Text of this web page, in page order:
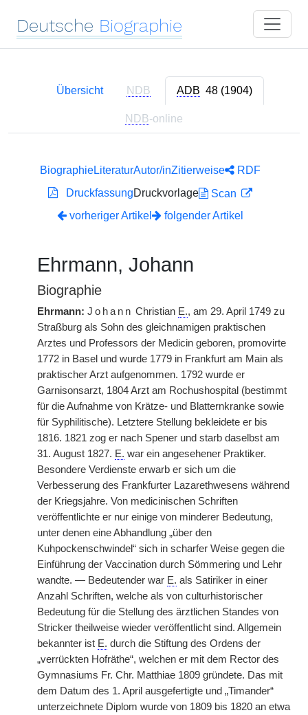
Deutsche Biographie
Übersicht NDB ADB 48 (1904)
NDB-online
BiographieLiteraturAutor/inZitierweise
RDF
DruckfassungDruckvorlage
Scan
vorheriger Artikel
folgender Artikel
Ehrmann, Johann
Biographie
Ehrmann: Johann Christian E., am 29. April 1749 zu
Straßburg als Sohn des gleichnamigen praktischen
Arztes und Professors der Medicin geboren, promovirte
1772 in Basel und wurde 1779 in Frankfurt am Main als
praktischer Arzt aufgenommen. 1792 wurde er
Garnisonsarzt, 1804 Arzt am Rochushospital (bestimmt
für die Aufnahme von Krätze- und Blatternkranke sowie
für Syphilitische). Letztere Stellung bekleidete er bis
1816. 1821 zog er nach Spener und starb daselbst am
31. August 1827. E. war ein angesehener Praktiker.
Besondere Verdienste erwarb er sich um die
Verbesserung des Frankfurter Lazarethwesens während
der Kriegsjahre. Von medicinischen Schriften
veröffentlichte er nur einige von minderer Bedeutung,
unter denen eine Abhandlung „über den
Kuhpockenschwindel“ sich in scharfer Weise gegen die
Einführung der Vaccination durch Sömmering und Lehr
wandte. — Bedeutender war E. als Satiriker in einer
Anzahl Schriften, welche als von culturhistorischer
Bedeutung für die Stellung des ärztlichen Standes von
Stricker theilweise wieder veröffentlicht sind. Allgemein
bekannter ist E. durch die Stiftung des Ordens der
„verrückten Hofräthe“, welchen er mit dem Rector des
Gymnasiums Fr. Chr. Matthiae 1809 gründete. Das mit
dem Datum des 1. April ausgefertigte und „Timander“
unterzeichnete Diplom wurde von 1809 bis 1820 an etwa